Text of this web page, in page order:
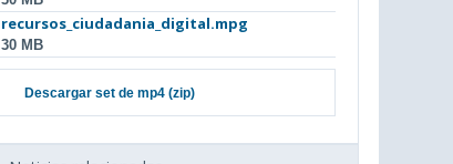
recursos_ciudadania_digital.mpg
30 MB
Descargar set de mp4 (zip)